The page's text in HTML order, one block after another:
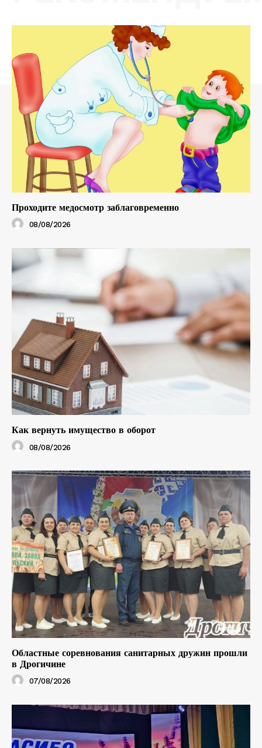
Проходите медосмотр заблаговременно
08/08/2026
Как вернуть имущество в оборот
08/08/2026
Областные соревнования санитарных дружин прошли
в Дрогичине
07/08/2026